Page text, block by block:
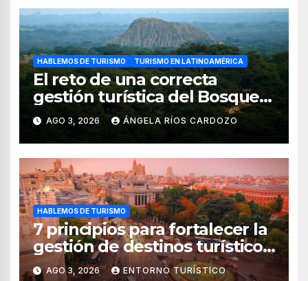
HABLEMOS DE TURISMO TURISMO EN LATINOAMÉRICA
El reto de una correcta
gestión turística del Bosque
de Pomac (en Perú)
AGO 3, 2026 ÁNGELA RÍOS CARDOZO
HABLEMOS DE TURISMO
7 principios para fortalecer la
gestión de destinos turísticos,
según el WTTC
AGO 3, 2026 ENTORNO TURÍSTICO